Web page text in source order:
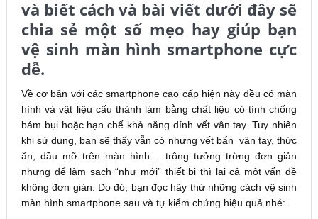
và biết cách và bài viết dưới đây sẽ
chia sẻ một số mẹo hay giúp bạn
vệ sinh màn hình smartphone cực
dễ.
Về cơ bản với các smartphone cao cấp hiện này đều có màn
hình và vật liệu cấu thành làm bằng chất liệu có tính chống
bám bụi hoặc hạn chế khả năng dính vết vân tay. Tuy nhiên
khi sử dụng, bạn sẽ thấy vẫn có nhưng vết bẩn vân tay, thức
ăn, dầu mỡ trên màn hình… trông tưởng trừng đơn giản
nhưng để làm sạch “như mới” thiết bị thì lại cả một vấn đề
không đơn giản. Do đó, bạn đọc hãy thử những cách vệ sinh
màn hình smartphone sau và tự kiểm chứng hiệu quả nhé: